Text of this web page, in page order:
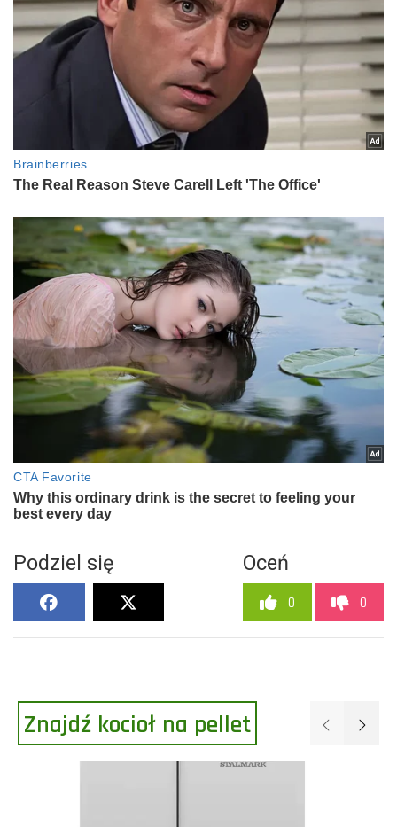
Podziel się Oceń
0 0
Znajdź kocioł na pellet Poprzednie